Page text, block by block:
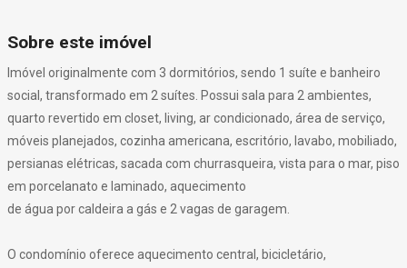
Sobre este imóvel
Imóvel originalmente com 3 dormitórios, sendo 1 suíte e banheiro
social, transformado em 2 suítes. Possui sala para 2 ambientes,
quarto revertido em closet, living, ar condicionado, área de serviço,
móveis planejados, cozinha americana, escritório, lavabo, mobiliado,
persianas elétricas, sacada com churrasqueira, vista para o mar, piso
em porcelanato e laminado, aquecimento
de água por caldeira a gás e 2 vagas de garagem.
O condomínio oferece aquecimento central, bicicletário,